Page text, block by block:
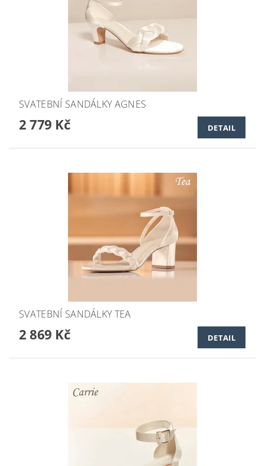
SVATEBNÍ SANDÁLKY AGNES
2 779 Kč DETAIL
SVATEBNÍ SANDÁLKY TEA
2 869 Kč DETAIL